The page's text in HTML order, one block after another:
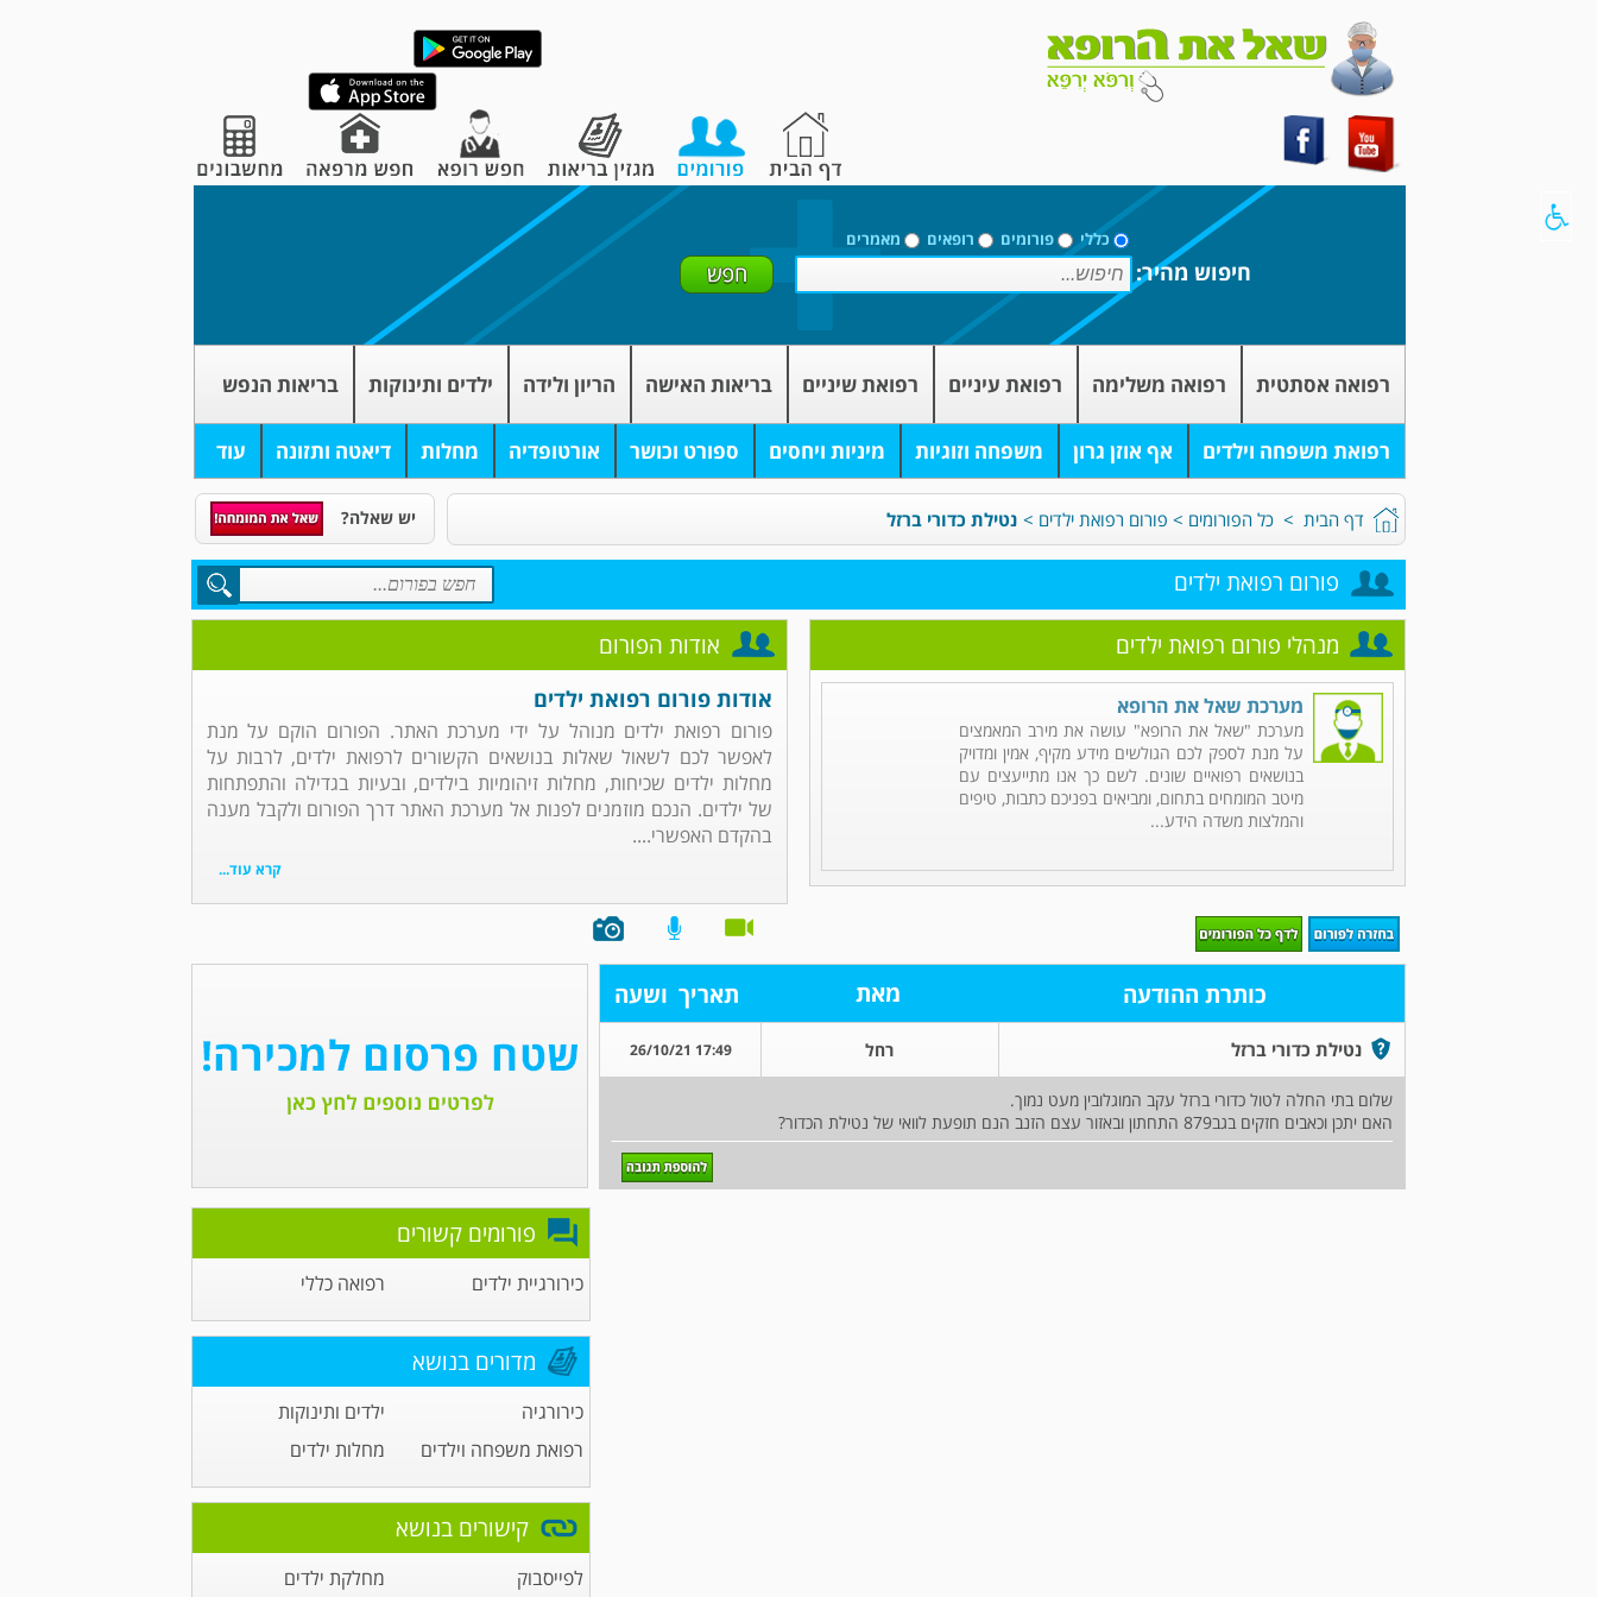
כללי פורומים רופאים מאמרים
חיפוש מהיר:
רפואה אסתטית רפואה משלימה רפואת עיניים רפואת שיניים בריאות האישה הריון ולידה ילדים ותינוקות בריאות הנפש
רפואת משפחה וילדים אף אוזן גרון משפחה וזוגיות מיניות ויחסים ספורט וכושר אורטופדיה מחלות דיאטה ותזונה עוד
דף הבית > כל הפורומים > פורום רפואת ילדים > נטילת כדורי ברזל יש שאלה?
פורום רפואת ילדים
אודות הפורום
אודות פורום רפואת ילדים
פורום רפואת ילדים מנוהל על ידי מערכת האתר. הפורום הוקם על מנת
לאפשר לכם לשאול שאלות בנושאים הקשורים לרפואת ילדים, לרבות על
מחלות ילדים שכיחות, מחלות זיהומיות בילדים, ובעיות בגדילה והתפתחות
של ילדים. הנכם מוזמנים לפנות אל מערכת האתר דרך הפורום ולקבל מענה
בהקדם האפשרי....
קרא עוד...
מנהלי פורום רפואת ילדים
מערכת שאל את הרופא
מערכת "שאל את הרופא" עושה את מירב המאמצים
על מנת לספק לכם הגולשים מידע מקיף, אמין ומדויק
בנושאים רפואיים שונים. לשם כך אנו מתייעצים עם
מיטב המומחים בתחום, ומביאים בפניכם כתבות, טיפים
והמלצות משדה הידע...
כותרת ההודעה מאת תאריך ושעה
נטילת כדורי ברזל רחל 17:49 26/10/21
שלום בתי החלה לטול כדורי ברזל עקב המוגלובין מעט נמוך.
האם יתכן וכאבים חזקים בגב879 התחתון ובאזור עצם הזנב הנם תופעת לוואי של נטילת הכדור?
פורומים קשורים
כירורגיית ילדים רפואה כללי
מדורים בנושא
כירורגיה
ילדים ותינוקות
רפואת משפחה וילדים
מחלות ילדים
קישורים בנושא
לפייסבוק מחלקת ילדים